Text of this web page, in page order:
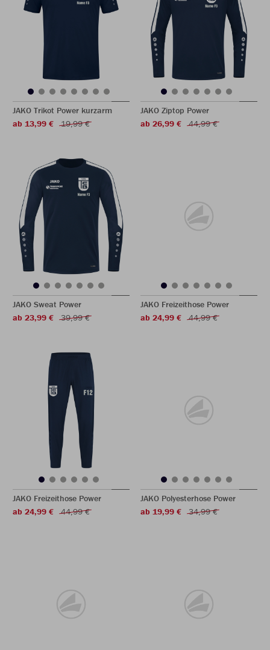
JAKO Trikot Power kurzarm
ab 13,99 €
19,99 €
JAKO Ziptop Power
ab 26,99 €
44,99 €
JAKO Sweat Power
ab 23,99 €
39,99 €
JAKO Freizeithose Power
ab 24,99 €
44,99 €
JAKO Freizeithose Power
ab 24,99 €
44,99 €
JAKO Polyesterhose Power
ab 19,99 €
34,99 €